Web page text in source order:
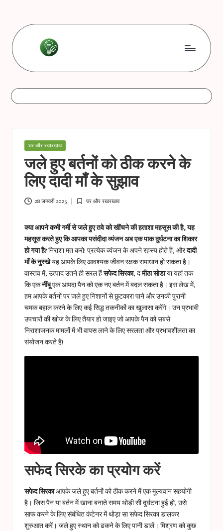
content
L
e
s
o
n
n
e
s
a
s
t
u
c
e
s
astuces
Posted
घर और रखरखाव
जले हुए बर्तनों को ठीक करने के
लिए दादी माँ के सुझाव
28 जनवरी 2025
Posted
घर और रखरखाव
क्या आपने कभी गर्मी से जले हुए तवे को खींचने की हताशा महसूस की है, यह
महसूस करते हुए कि आपका पसंदीदा व्यंजन अब एक पाक दुर्घटना का शिकार
हो गया है?निराशा मत करो! प्रत्येक व्यंजन के अपने रहस्य होते हैं, औरदादी
माँ के नुस्खेयह आपके लिए आवश्यक जीवन रक्षक समाधान हो सकता है।
वास्तव में, उत्पाद उतने ही सरल हैंसफेद सिरका, दमीठा सोडाया यहां तक ​​
कि एकनींबूएक आपदा पैन को एक नए बर्तन में बदल सकता है। इस लेख में,
हम आपके बर्तनों पर जले हुए निशानों से छुटकारा पाने और उनकी पुरानी
चमक बहाल करने के लिए कई सिद्ध तकनीकों का खुलासा करेंगे। उन प्रभावी
उपचारों की खोज के लिए तैयार हो जाइए जो आपके पैन को सबसे
निराशाजनक मामलों में भी वापस लाने के लिए सरलता और प्रभावशीलता का
संयोजन करते हैं!
सफेद सिरके का प्रयोग करें
सफेद सिरकाआपके जले हुए बर्तनों को ठीक करने में एक मूल्यवान सहयोगी
है। जिस पैन या बर्तन में खाना बनाते समय थोड़ी सी दुर्घटना हुई हो, उसे
साफ करने के लिए संबंधित कंटेनर में थोड़ा सा सफेद सिरका डालकर
शुरुआत करें। जले हुए स्थान को ढकने के लिए पानी डालें। मिश्रण को कुछ